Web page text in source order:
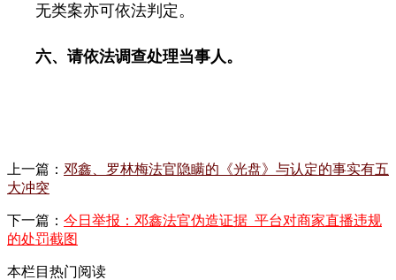
无类案亦可依法判定。
六、请依法调查处理当事人。
上一篇： 邓鑫、罗林梅法官隐瞒的《光盘》与认定的事实有五
大冲突
下一篇： 今日举报：邓鑫法官伪造证据_平台对商家直播违规
的处罚截图
本栏目热门阅读